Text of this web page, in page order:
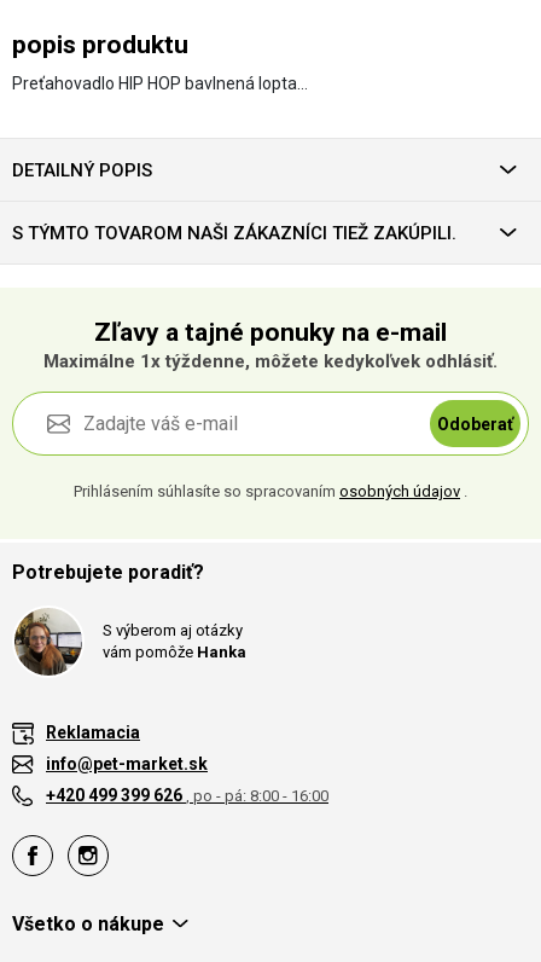
popis produktu
Preťahovadlo HIP HOP bavlnená lopta…
DETAILNÝ POPIS
S TÝMTO TOVAROM NAŠI ZÁKAZNÍCI TIEŽ ZAKÚPILI.
Zľavy a tajné ponuky na e-mail
Maximálne 1x týždenne, môžete kedykoľvek odhlásiť.
Odoberať
Prihlásením súhlasíte so spracovaním osobných údajov .
Potrebujete poradiť?
S výberom aj otázky
vám pomôže Hanka
Reklamacia
info@pet-market.sk
+420 499 399 626 , po - pá: 8:00 - 16:00
Všetko o nákupe